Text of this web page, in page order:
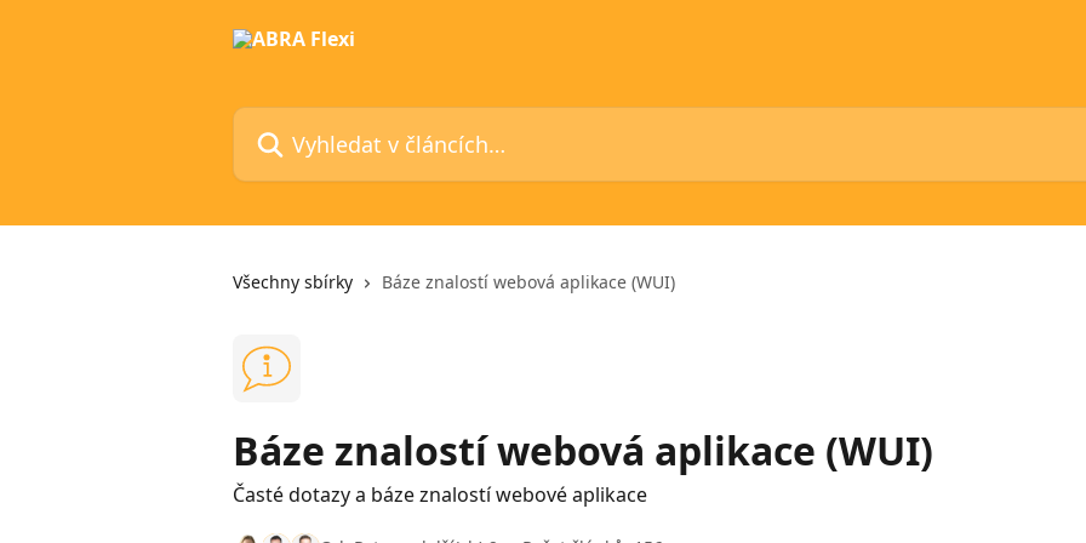
Vyhledat v článcích…
Všechny sbírky Báze znalostí webová aplikace (WUI)
Báze znalostí webová aplikace (WUI)
Časté dotazy a báze znalostí webové aplikace